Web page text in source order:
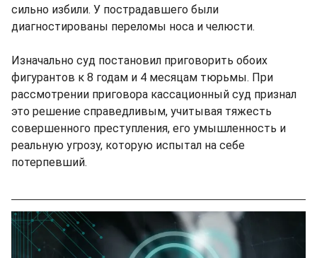
сильно избили. У пострадавшего были
диагностированы переломы носа и челюсти.
Изначально суд постановил приговорить обоих
фигурантов к 8 годам и 4 месяцам тюрьмы. При
рассмотрении приговора кассационный суд признал
это решение справедливым, учитывая тяжесть
совершенного преступления, его умышленность и
реальную угрозу, которую испытал на себе
потерпевший.